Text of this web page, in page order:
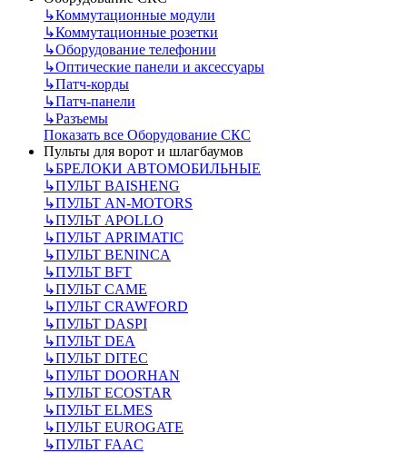
↳Коммутационные модули
↳Коммутационные розетки
↳Оборудование телефонии
↳Оптические панели и аксессуары
↳Патч-корды
↳Патч-панели
↳Разъемы
Показать все Оборудование СКС
Пульты для ворот и шлагбаумов
↳БРЕЛОКИ АВТОМОБИЛЬНЫЕ
↳ПУЛЬТ BAISHENG
↳ПУЛЬТ AN-MOTORS
↳ПУЛЬТ APOLLO
↳ПУЛЬТ APRIMATIC
↳ПУЛЬТ BENINCA
↳ПУЛЬТ BFT
↳ПУЛЬТ CAME
↳ПУЛЬТ CRAWFORD
↳ПУЛЬТ DASPI
↳ПУЛЬТ DEA
↳ПУЛЬТ DITEC
↳ПУЛЬТ DOORHAN
↳ПУЛЬТ ECOSTAR
↳ПУЛЬТ ELMES
↳ПУЛЬТ EUROGATE
↳ПУЛЬТ FAAC